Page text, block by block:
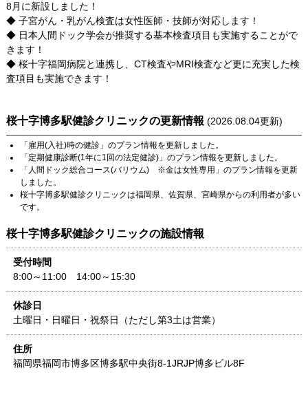
8月に新設しました！
◆ 子宮がん・乳がん検査は女性医師・技師が対応します！
◆ 日本人間ドック学会が推奨する基本検査項目も実施することがで
きます！
◆ 桜十字福岡病院と連携し、CT検査やMRI検査など更に充実した検
査項目も実施できます！
桜十字博多駅健診クリニックの更新情報 (2026.08.04更新)
「 雇用(入社)時の健診」のプラン情報を更新しました。
「 定期健康診断(1年に1回の法定健診)」のプラン情報を更新しました。
「 人間ドック総合コース(バリウム) ※金は女性専用 」のプラン情報を更新
しました。
桜十字博多駅健診クリニックは福岡県、 佐賀県、 宮崎県からの利用者が多い
です。
桜十字博多駅健診クリニックの施設情報
受付時間
8:00～11:00 14:00～15:30
休診日
土曜日・日曜日・祝祭日（ただし第3土は営業）
住所
福岡県福岡市博多区博多駅中央街8-1JRJP博多ビル8F